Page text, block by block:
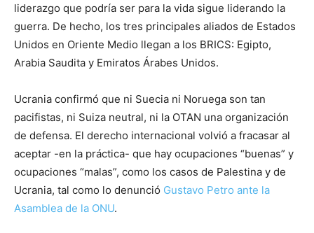
liderazgo que podría ser para la vida sigue liderando la
guerra. De hecho, los tres principales aliados de Estados
Unidos en Oriente Medio llegan a los BRICS: Egipto,
Arabia Saudita y Emiratos Árabes Unidos.
Ucrania confirmó que ni Suecia ni Noruega son tan
pacifistas, ni Suiza neutral, ni la OTAN una organización
de defensa. El derecho internacional volvió a fracasar al
aceptar -en la práctica- que hay ocupaciones “buenas” y
ocupaciones “malas”, como los casos de Palestina y de
Ucrania, tal como lo denunció Gustavo Petro ante la
Asamblea de la ONU.